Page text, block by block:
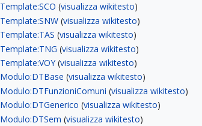
Template:SCO (visualizza wikitesto)
Template:SNW(visualizza wikitesto)
Template:TAS (visualizza wikitesto)
Template:TNG (visualizza wikitesto)
Template:VOY(visualizza wikitesto)
Modulo:DTBase (visualizza wikitesto)
Modulo:DTFunzioniComuni (visualizza wikitesto)
Modulo:DTGenerico (visualizza wikitesto)
Modulo:DTSem (visualizza wikitesto)